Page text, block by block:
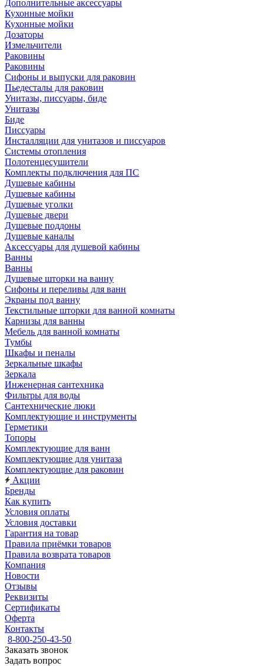
Дополнительные аксессуары
Кухонные мойки
Кухонные мойки
Дозаторы
Измельчители
Раковины
Раковины
Сифоны и выпуски для раковин
Пьедесталы для раковин
Унитазы, писсуары, биде
Унитазы
Биде
Писсуары
Инсталляции для унитазов и писсуаров
Системы отопления
Полотенцесушители
Комплекты подключения для ПС
Душевые кабины
Душевые кабины
Душевые уголки
Душевые двери
Душевые поддоны
Душевые каналы
Аксессуары для душевой кабины
Ванны
Ванны
Душевые шторки на ванну
Сифоны и переливы для ванн
Экраны под ванну
Текстильные шторки для ванной комнаты
Карнизы для ванны
Мебель для ванной комнаты
Тумбы
Шкафы и пеналы
Зеркальные шкафы
Зеркала
Инженерная сантехника
Фильтры для воды
Сантехнические люки
Комплектующие и инструменты
Герметики
Топоры
Комплектующие для ванн
Комплектующие для унитаза
Комплектующие для раковин
Акции
Бренды
Как купить
Условия оплаты
Условия доставки
Гарантия на товар
Правила приёмки товаров
Правила возврата товаров
Компания
Новости
Отзывы
Реквизиты
Сертификаты
Оферта
Контакты
8-800-250-43-50
Заказать звонок
Задать вопрос